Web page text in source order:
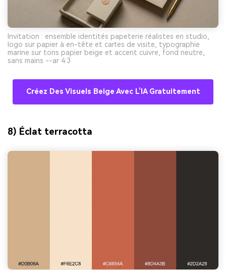
Invitation : ensemble identités papeterie réalistes en studio,
logo sur papier à en-tête et cartes de visite, typographie
marine sur tons papier beige et accent cuivre, fond neutre,
sans mains --ar 4:3
Créez Des Visuels Beige Avec L’IA Gratuitement
8) Éclat terracotta